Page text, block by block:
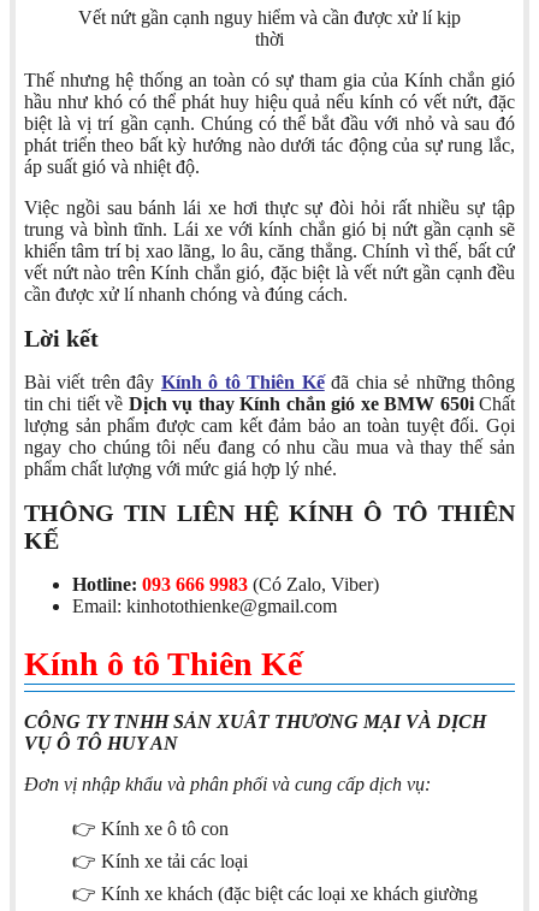
Vết nứt gần cạnh nguy hiểm và cần được xử lí kịp
thời
Thế nhưng hệ thống an toàn có sự tham gia của Kính chắn gió
hầu như khó có thể phát huy hiệu quả nếu kính có vết nứt, đặc
biệt là vị trí gần cạnh. Chúng có thể bắt đầu với nhỏ và sau đó
phát triển theo bất kỳ hướng nào dưới tác động của sự rung lắc,
áp suất gió và nhiệt độ.
Việc ngồi sau bánh lái xe hơi thực sự đòi hỏi rất nhiều sự tập
trung và bình tĩnh. Lái xe với kính chắn gió bị nứt gần cạnh sẽ
khiến tâm trí bị xao lãng, lo âu, căng thẳng. Chính vì thế, bất cứ
vết nứt nào trên Kính chắn gió, đặc biệt là vết nứt gần cạnh đều
cần được xử lí nhanh chóng và đúng cách.
Lời kết
Bài viết trên đây Kính ô tô Thiên Kếđã chia sẻ những thông
tin chi tiết về Dịch vụ thay Kính chắn gió xe BMW 650iChất
lượng sản phẩm được cam kết đảm bảo an toàn tuyệt đối. Gọi
ngay cho chúng tôi nếu đang có nhu cầu mua và thay thế sản
phẩm chất lượng với mức giá hợp lý nhé.
THÔNG TIN LIÊN HỆ KÍNH Ô TÔ THIÊN
KẾ
Hotline: 093 666 9983 (Có Zalo, Viber)
Email: kinhotothienke@gmail.com
Kính ô tô Thiên Kế
CÔNG TY TNHH SẢN XUÂT THƯƠNG MẠI VÀ DỊCH
VỤ Ô TÔ HUY AN
Đơn vị nhập khẩu và phân phối và cung cấp dịch vụ:
👉 Kính xe ô tô con
👉 Kính xe tải các loại
👉 Kính xe khách (đặc biệt các loại xe khách giường